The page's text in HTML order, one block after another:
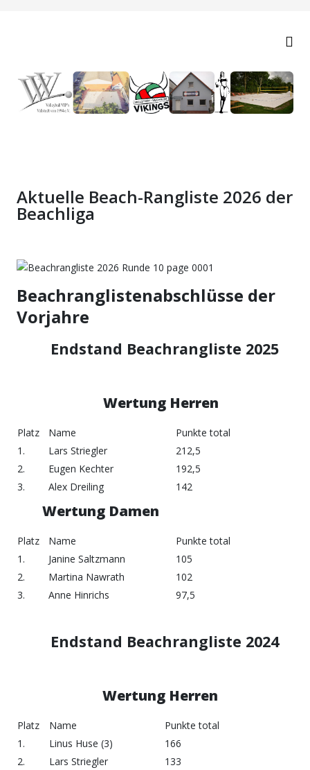
Aktuelle Beach-Rangliste 2026 der
Beachliga
Beachranglistenabschlüsse der
Vorjahre
Endstand Beachrangliste 2025
Wertung Herren
Platz Name
Punkte total
1.
Lars Striegler
212,5
2.
Eugen Kechter
192,5
3.
Alex Dreiling 142
Wertung Damen
Platz Name
Punkte total
1.
Janine Saltzmann
105
2.
Martina Nawrath
102
3.
Anne Hinrichs 97,5
Endstand Beachrangliste 2024
Wertung Herren
Platz Name
Punkte total
1.
Linus Huse (3)
166
2.
Lars Striegler
133